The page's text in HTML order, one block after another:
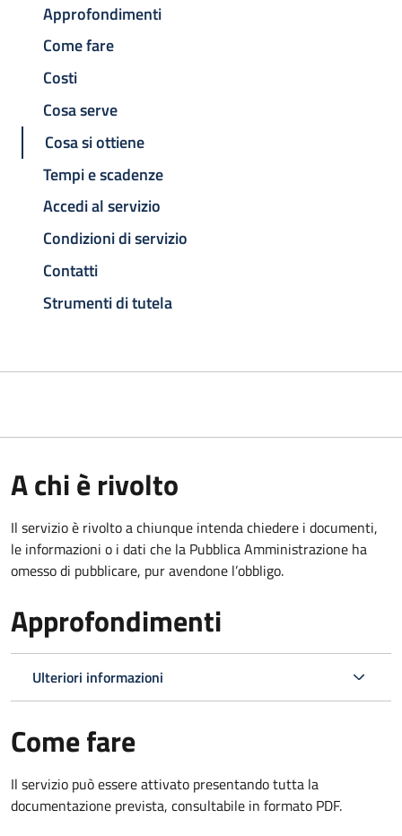
Approfondimenti
Come fare
Costi
Cosa serve
Cosa si ottiene
Tempi e scadenze
Accedi al servizio
Condizioni di servizio
Contatti
Strumenti di tutela
A chi è rivolto
Il servizio è rivolto a chiunque intenda chiedere i documenti,
le informazioni o i dati che la Pubblica Amministrazione ha
omesso di pubblicare, pur avendone l’obbligo.
Approfondimenti
Ulteriori informazioni
Come fare
Il servizio può essere attivato presentando tutta la
documentazione prevista, consultabile in formato PDF.